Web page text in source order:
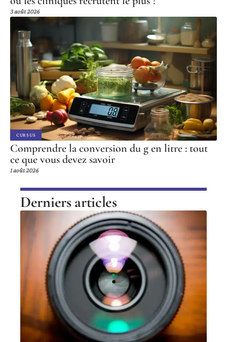
3 août 2026
CURSUS
Comprendre la conversion du g en litre : tout
ce que vous devez savoir
1 août 2026
Derniers articles